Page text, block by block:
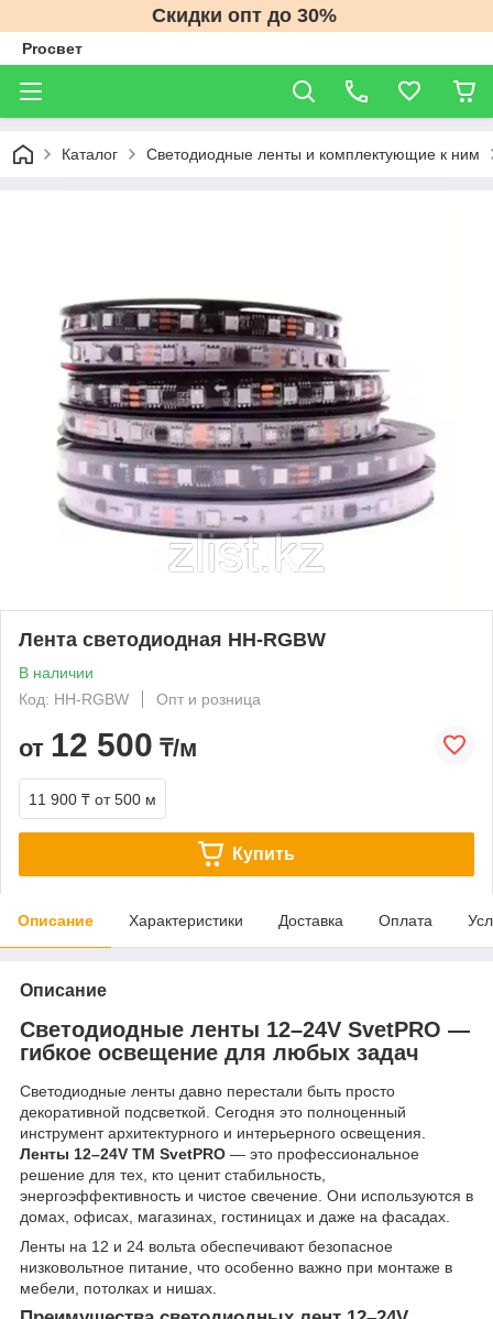
Скидки опт до 30%
Proсвет
Каталог Светодиодные ленты и комплектующие к ним
Лента светодиодная HH-RGBW
В наличии
Код: HH-RGBW
Опт и розница
от 12 500 ₸/м
11 900 ₸ от 500 м
Купить
Описание Характеристики Доставка Оплата
Описание
Светодиодные ленты 12–24V SvetPRO —
гибкое освещение для любых задач
Светодиодные ленты давно перестали быть просто
декоративной подсветкой. Сегодня это полноценный
инструмент архитектурного и интерьерного освещения.
Ленты 12–24V ТМ SvetPRO — это профессиональное
решение для тех, кто ценит стабильность,
энергоэффективность и чистое свечение. Они используются в
домах, офисах, магазинах, гостиницах и даже на фасадах.
Ленты на 12 и 24 вольта обеспечивают безопасное
низковольтное питание, что особенно важно при монтаже в
мебели, потолках и нишах.